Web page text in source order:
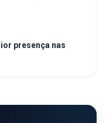
presença nas